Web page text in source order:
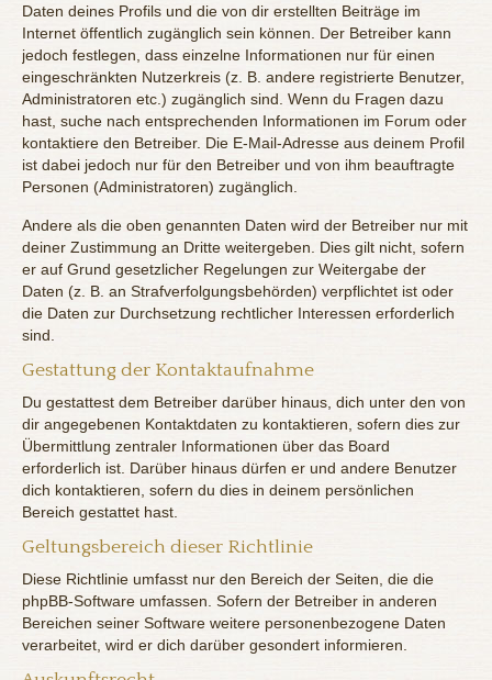
Daten deines Profils und die von dir erstellten Beiträge im
Internet öffentlich zugänglich sein können. Der Betreiber kann
jedoch festlegen, dass einzelne Informationen nur für einen
eingeschränkten Nutzerkreis (z. B. andere registrierte Benutzer,
Administratoren etc.) zugänglich sind. Wenn du Fragen dazu
hast, suche nach entsprechenden Informationen im Forum oder
kontaktiere den Betreiber. Die E-Mail-Adresse aus deinem Profil
ist dabei jedoch nur für den Betreiber und von ihm beauftragte
Personen (Administratoren) zugänglich.
Andere als die oben genannten Daten wird der Betreiber nur mit
deiner Zustimmung an Dritte weitergeben. Dies gilt nicht, sofern
er auf Grund gesetzlicher Regelungen zur Weitergabe der
Daten (z. B. an Strafverfolgungsbehörden) verpflichtet ist oder
die Daten zur Durchsetzung rechtlicher Interessen erforderlich
sind.
Gestattung der Kontaktaufnahme
Du gestattest dem Betreiber darüber hinaus, dich unter den von
dir angegebenen Kontaktdaten zu kontaktieren, sofern dies zur
Übermittlung zentraler Informationen über das Board
erforderlich ist. Darüber hinaus dürfen er und andere Benutzer
dich kontaktieren, sofern du dies in deinem persönlichen
Bereich gestattet hast.
Geltungsbereich dieser Richtlinie
Diese Richtlinie umfasst nur den Bereich der Seiten, die die
phpBB-Software umfassen. Sofern der Betreiber in anderen
Bereichen seiner Software weitere personenbezogene Daten
verarbeitet, wird er dich darüber gesondert informieren.